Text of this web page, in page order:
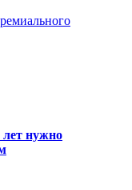
нужно